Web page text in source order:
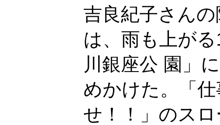
吉良紀子さん
は、雨も上が
川銀座公 園」
めかけた。「
せ！！」のス